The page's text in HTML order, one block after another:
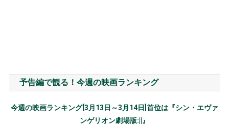
予告編で観る！今週の映画ランキング
今週の映画ランキング[3月13日～3月14日]首位は『シン・エヴァ
ンゲリオン劇場版:||』